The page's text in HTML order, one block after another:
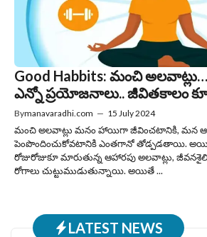
Good Habbits: మంచి
ఎన్నో ప్రయోజనాలు.. జీవితకాలం
Bymanavaradhi.com — 15 July 2024
మంచి అలవాట్లు మనం హాయిగా జీవించటానికి, మన
పెంపొందించుకోవటానికి ఎంతగానో తోడ్పడతాయి. అయితే
రోజురోజుకూ మారుతున్న ఆహారపు అలవాట్లు,
రోగాలు చుట్టుముడుతున్నాయి. అయితే ...
LATEST NEWS